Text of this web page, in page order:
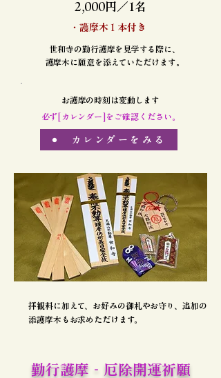
2,000円／1名
・護摩木１本付き
世和寺の勤行護摩を見学する際に、
​護摩木に願意を添えていただけます​​。
お護摩の時刻は変動します
必ず[カレンダー]をご確認ください。
カレンダーをみる
拝観料に加えて、お好みの御札やお守り、追加の
添護摩木もお求めただけます。
勤行護摩‐厄除開運祈願